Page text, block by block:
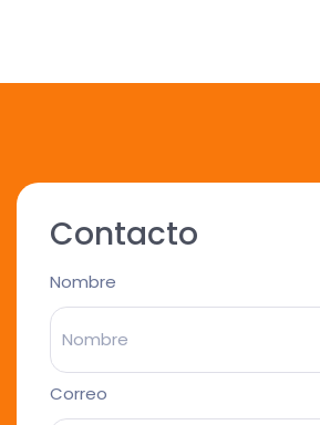
Contacto
Nombre
Correo